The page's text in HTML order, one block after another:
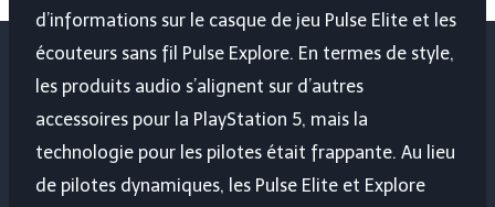
d’informations sur le casque de jeu Pulse Elite et les
écouteurs sans fil Pulse Explore. En termes de style,
les produits audio s’alignent sur d’autres
accessoires pour la PlayStation 5, mais la
technologie pour les pilotes était frappante. Au lieu
de pilotes dynamiques, les Pulse Elite et Explore